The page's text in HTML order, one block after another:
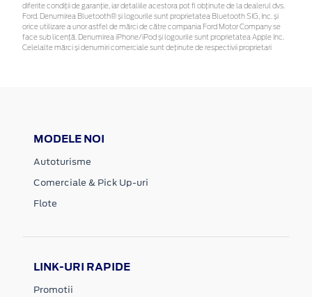
diferite condiții de garanție, iar detaliile acestora pot fi obținute de la dealerul dvs.
Ford. Denumirea Bluetooth® și logourile sunt proprietatea Bluetooth SIG, Inc. și
orice utilizare a unor astfel de mărci de către compania Ford Motor Company se
face sub licență. Denumirea iPhone/iPod și logourile sunt proprietatea Apple Inc.
Celelalte mărci și denumiri comerciale sunt deținute de respectivii proprietari
MODELE NOI
Autoturisme
Comerciale & Pick Up-uri
Flote
LINK-URI RAPIDE
Promotii